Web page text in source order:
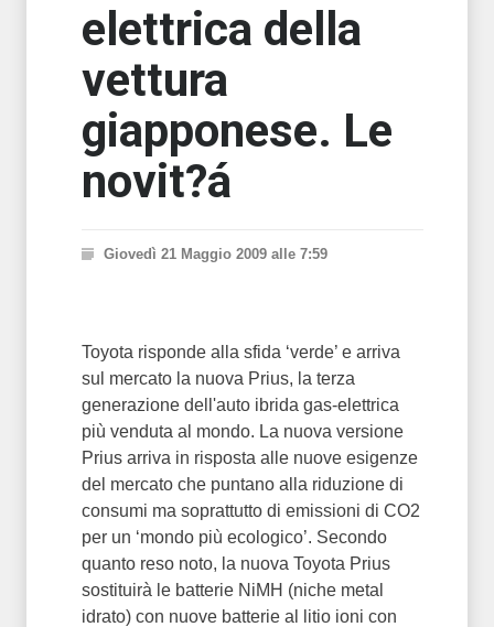
elettrica della
vettura
giapponese. Le
novit?á
Giovedì 21 Maggio 2009 alle 7:59
Toyota risponde alla sfida ‘verde’ e arriva
sul mercato la nuova Prius, la terza
generazione dell'auto ibrida gas-elettrica
più venduta al mondo. La nuova versione
Prius arriva in risposta alle nuove esigenze
del mercato che puntano alla riduzione di
consumi ma soprattutto di emissioni di CO2
per un ‘mondo più ecologico’. Secondo
quanto reso noto, la nuova Toyota Prius
sostituirà le batterie NiMH (niche metal
idrato) con nuove batterie al litio ioni con